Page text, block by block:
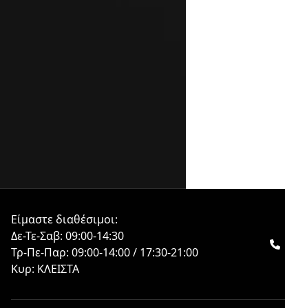
Είμαστε διαθέσιμοι:
Δε-Τε-Σαβ: 09:00-14:30
Τρ-Πε-Παρ: 09:00-14:00 / 17:30-21:00
Κυρ: ΚΛΕΙΣΤΑ